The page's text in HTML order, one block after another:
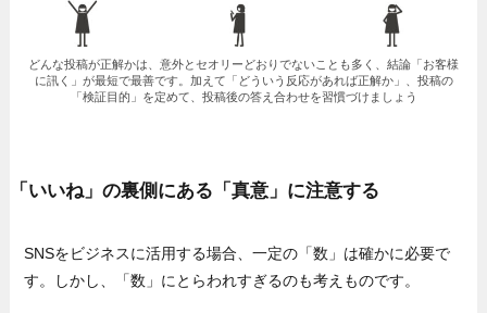
どんな投稿が正解かは、意外とセオリーどおりでないことも多く、結論「お客様
に訊く」が最短で最善です。加えて「どういう反応があれば正解か」、投稿の
「検証目的」を定めて、投稿後の答え合わせを習慣づけましょう
「いいね」の裏側にある「真意」に注意する
SNSをビジネスに活用する場合、一定の「数」は確かに必要で
す。しかし、「数」にとらわれすぎるのも考えものです。